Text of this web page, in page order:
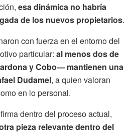
esa dinámica no habría
de los nuevos propietarios.
con fuerza en el entorno del
particular: al menos dos de
y Cobo— mantienen una
Dudamel, a quien valoran
en lo personal.
dentro del proceso actual,
pieza relevante dentro del